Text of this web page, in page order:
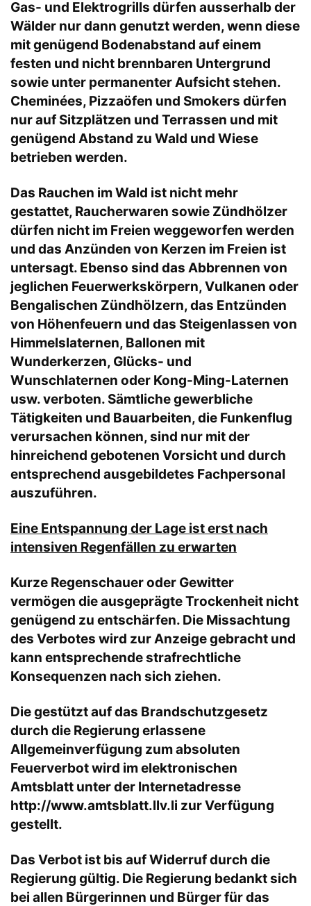
Gas- und Elektrogrills dürfen ausserhalb der
Wälder nur dann genutzt werden, wenn diese
mit genügend Bodenabstand auf einem
festen und nicht brennbaren Untergrund
sowie unter permanenter Aufsicht stehen.
Cheminées, Pizzaöfen und Smokers dürfen
nur auf Sitzplätzen und Terrassen und mit
genügend Abstand zu Wald und Wiese
betrieben werden.
Das Rauchen im Wald ist nicht mehr
gestattet, Raucherwaren sowie Zündhölzer
dürfen nicht im Freien weggeworfen werden
und das Anzünden von Kerzen im Freien ist
untersagt. Ebenso sind das Abbrennen von
jeglichen Feuerwerkskörpern, Vulkanen oder
Bengalischen Zündhölzern, das Entzünden
von Höhenfeuern und das Steigenlassen von
Himmelslaternen, Ballonen mit
Wunderkerzen, Glücks- und
Wunschlaternen oder Kong-Ming-Laternen
usw. verboten. Sämtliche gewerbliche
Tätigkeiten und Bauarbeiten, die Funkenflug
verursachen können, sind nur mit der
hinreichend gebotenen Vorsicht und durch
entsprechend ausgebildetes Fachpersonal
auszuführen.
Eine Entspannung der Lage ist erst nach
intensiven Regenfällen zu erwarten
Kurze Regenschauer oder Gewitter
vermögen die ausgeprägte Trockenheit nicht
genügend zu entschärfen. Die Missachtung
des Verbotes wird zur Anzeige gebracht und
kann entsprechende strafrechtliche
Konsequenzen nach sich ziehen.
Die gestützt auf das Brandschutzgesetz
durch die Regierung erlassene
Allgemeinverfügung zum absoluten
Feuerverbot wird im elektronischen
Amtsblatt unter der Internetadresse
http://www.amtsblatt.llv.li zur Verfügung
gestellt.
Das Verbot ist bis auf Widerruf durch die
Regierung gültig. Die Regierung bedankt sich
bei allen Bürgerinnen und Bürger für das